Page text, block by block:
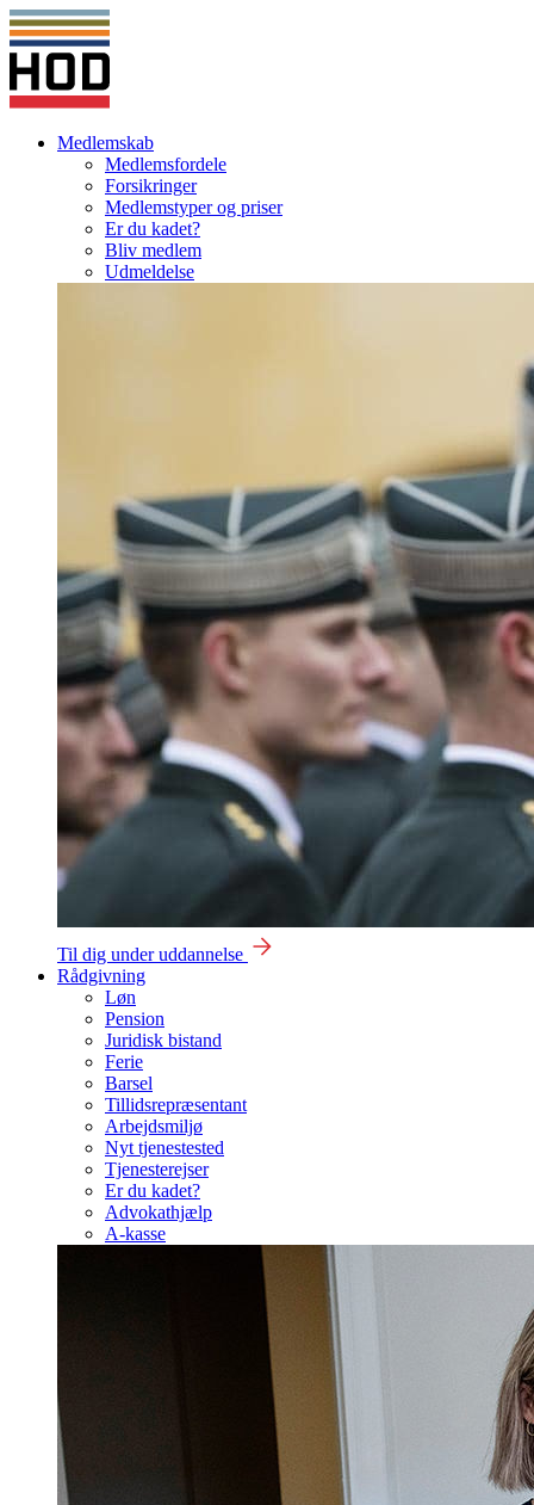
Medlemskab
Medlemsfordele
Forsikringer
Medlemstyper og priser
Er du kadet?
Bliv medlem
Udmeldelse
Til dig under uddannelse
Rådgivning
Løn
Pension
Juridisk bistand
Ferie
Barsel
Tillidsrepræsentant
Arbejdsmiljø
Nyt tjenestested
Tjenesterejser
Er du kadet?
Advokathjælp
A-kasse